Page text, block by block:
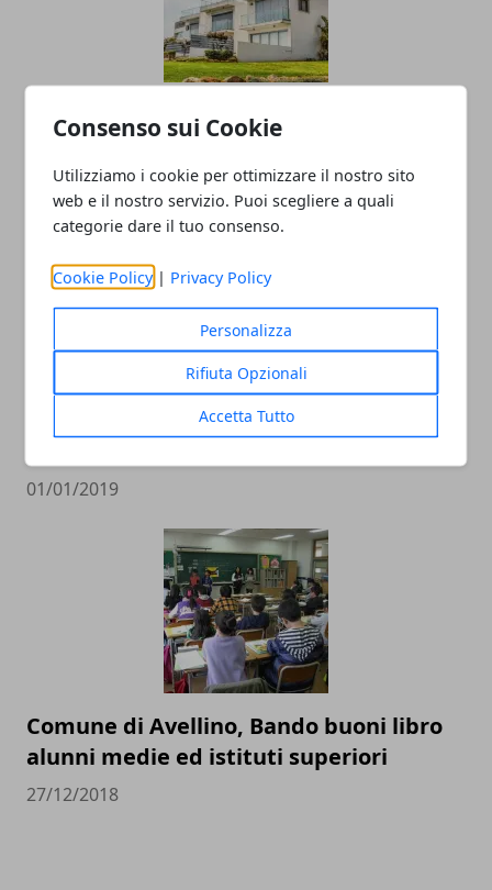
Consenso sui Cookie
Utilizziamo i cookie per ottimizzare il nostro sito
web e il nostro servizio. Puoi scegliere a quali
categorie dare il tuo consenso.
Cookie Policy | Privacy Policy
Personalizza
Rifiuta Opzionali
Accetta Tutto
La situazione nel 2018 del Mercato
Immobiliare ad Avellino
05/01/2019
Avellino si rinnova: tra i progetti della
01/01/2019
Comune di Avellino, Bando buoni libro
alunni medie ed istituti superiori
27/12/2018